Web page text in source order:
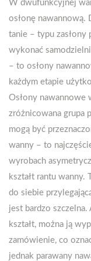
W dwufunkcyjnej
osłonę nawannową.
tanie – typu
wykonać
– to osłony
każdym etapie
Osłony nawannowe
zróżnicowana grupa
mogą być
wanny – to
wyrobach
kształt rantu wanny.
do siebie
jest bardzo
kształt, można ją
zamówienie, co
jednak parawany